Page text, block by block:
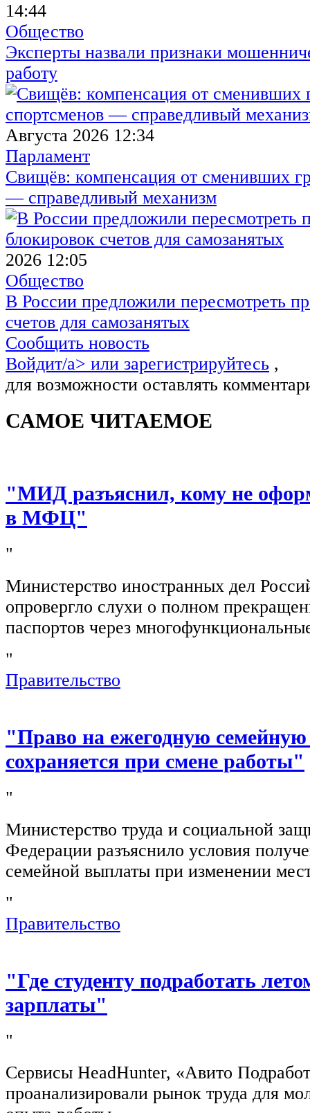
14:44
Общество
Эксперты назвали признаки
работу
Августа 2026 12:34
Парламент
Свищёв: компенсация от сменивших
— справедливый механизм
2026 12:05
Общество
В России предложили пересмотреть
счетов для самозанятых
Сообщить новость
Войдит/a> или зарегистрируйтесь ,
для возможности оставлять
САМОЕ ЧИТАЕМОЕ
"МИД разъяснил, кому не
в МФЦ"
"
Министерство иностранных дел
опровергло слухи о полном
паспортов через
"
Правительство
"Право на ежегодную
сохраняется при смене работы"
"
Министерство труда и социальной
Федерации разъяснило условия
семейной выплаты при изменении
"
Правительство
"Где студенту подработать
зарплаты"
"
Сервисы HeadHunter, «Авито
проанализировали рынок труда для